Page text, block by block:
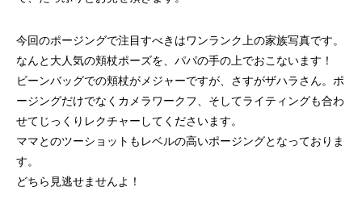
今回のポージングで注目すべきはワンランク上の家族写真です。
なんと大人気の頬杖ポーズを、パパの手の上でおこないます！
ビーンバッグでの頬杖がメジャーですが、さすがザハラさん。ポ
ージングだけでなくカメラワークフ、そしてライティングも合わ
せてじっくりレクチャーしてくださいます。
ママとのツーショットもレベルの高いポージングとなっておりま
す。
どちら見逃せませんよ！